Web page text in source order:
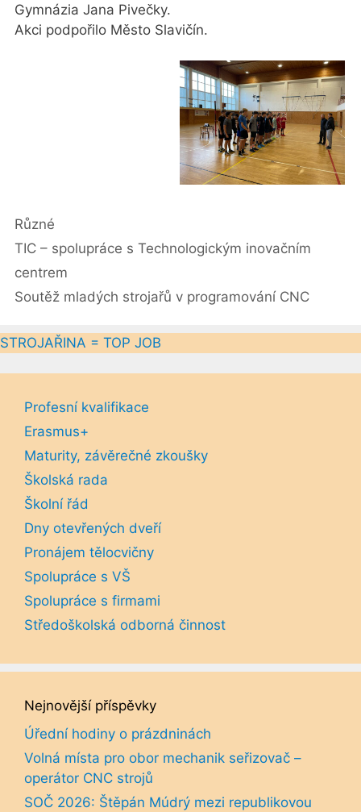
Gymnázia Jana Pivečky.
Akci podpořilo Město Slavičín.
Rubriky
Různé
TIC – spolupráce s Technologickým inovačním
centrem
Soutěž mladých strojařů v programování CNC
STROJAŘINA = TOP JOB
Profesní kvalifikace
Erasmus+
Maturity, závěrečné zkoušky
Školská rada
Školní řád
Dny otevřených dveří
Pronájem tělocvičny
Spolupráce s VŠ
Spolupráce s firmami
Středoškolská odborná činnost
Nejnovější příspěvky
Úřední hodiny o prázdninách
Volná místa pro obor mechanik seřizovač –
operátor CNC strojů
SOČ 2026: Štěpán Múdrý mezi republikovou